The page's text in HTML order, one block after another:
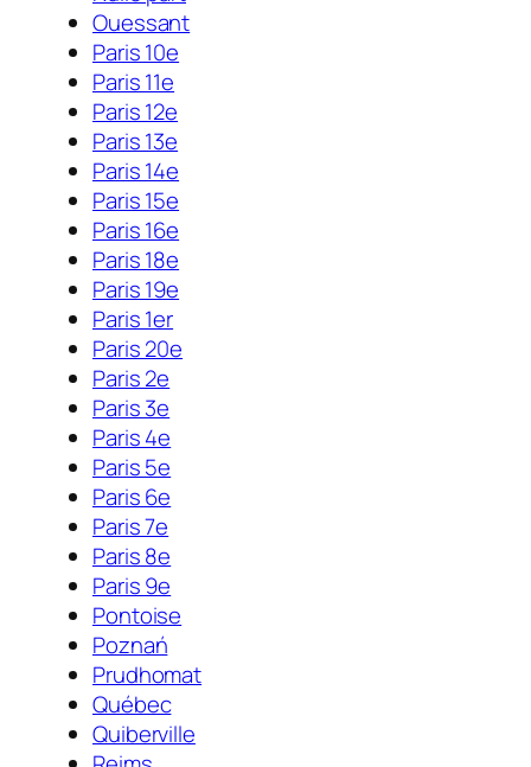
Ouessant
Paris 10e
Paris 11e
Paris 12e
Paris 13e
Paris 14e
Paris 15e
Paris 16e
Paris 18e
Paris 19e
Paris 1er
Paris 20e
Paris 2e
Paris 3e
Paris 4e
Paris 5e
Paris 6e
Paris 7e
Paris 8e
Paris 9e
Pontoise
Poznań
Prudhomat
Québec
Quiberville